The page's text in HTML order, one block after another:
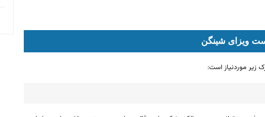
ویزای شینگن‌
زیر موردنیاز است: